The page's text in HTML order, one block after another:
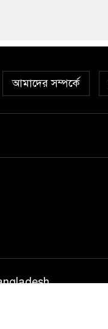
আমাদের সম্পর্কে